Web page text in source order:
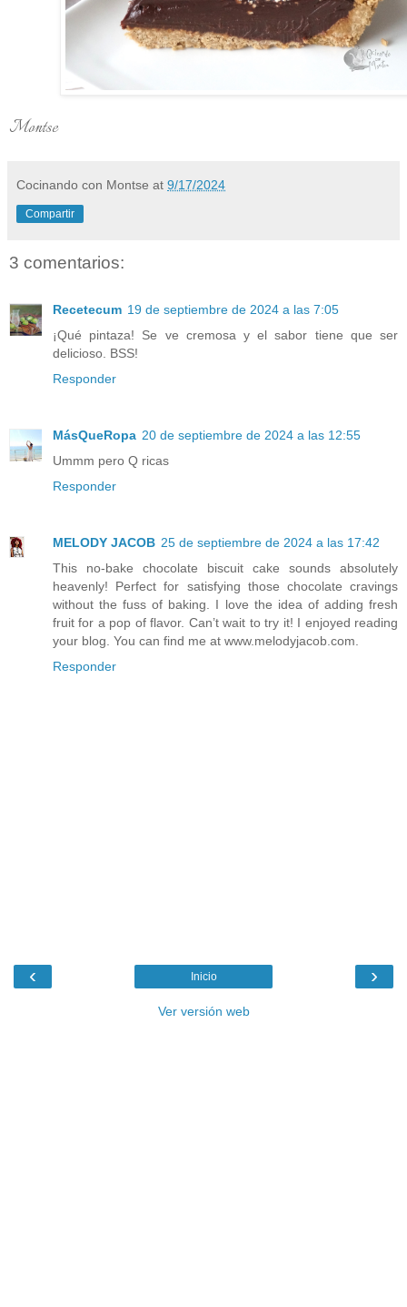
Montse
Cocinando con Montse at 9/17/2024
Compartir
3 comentarios:
Recetecum 19 de septiembre de 2024 a las 7:05
¡Qué pintaza! Se ve cremosa y el sabor tiene que ser
delicioso. BSS!
Responder
MásQueRopa 20 de septiembre de 2024 a las 12:55
Ummm pero Q ricas
Responder
MELODY JACOB 25 de septiembre de 2024 a las 17:42
This no-bake chocolate biscuit cake sounds absolutely
heavenly! Perfect for satisfying those chocolate cravings
without the fuss of baking. I love the idea of adding fresh
fruit for a pop of flavor. Can’t wait to try it! I enjoyed reading
your blog. You can find me at www.melodyjacob.com.
Responder
‹ ›
Inicio
Ver versión web